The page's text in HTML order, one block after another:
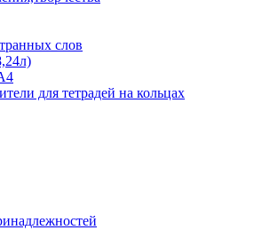
слов
для тетрадей на кольцах